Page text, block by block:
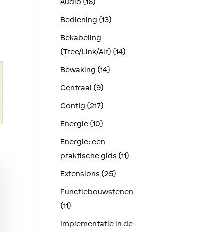
Bediening (13)
Bekabeling
(Tree/Link/Air) (14)
Bewaking (14)
Centraal (9)
Config (217)
Energie (10)
Energie: een
praktische gids (11)
Extensions (25)
Functiebouwstenen
(11)
Implementatie in de